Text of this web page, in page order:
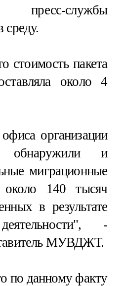
службы
среду.
стоимость пакета
около 4
организации
обнаружили и
миграционные
140 тысяч
в результате
-
МУВДЖТ.
по данному факту